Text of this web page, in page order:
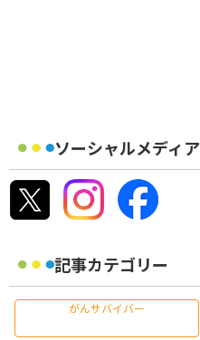
ソーシャルメディア
記事カテゴリー
がんサバイバー